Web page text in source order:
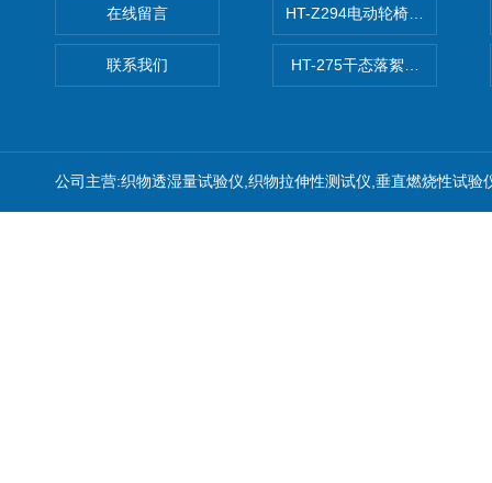
在线留言
联系我们
HT-Z294电动轮椅车耗电量测
HT-275干态落絮测试仪
公司主营:织物透湿量试验仪,织物拉伸性测试仪,垂直燃烧性试验